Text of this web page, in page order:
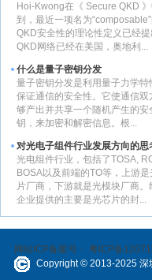
Hoi-Kwong在《 Secure QKD
到，最近一项名为
QKD安全性的理论性定义已经提
QKD网络已经在美国，奥地利...
什么是量子密钥分发
量子密钥分发是利用量子力学特
保证通信的安全性。它使通信双
够产出并共享一个随机产生的安
钥，来加密和解密信息。根...
对光电子组件行业发展方向的思
光电组件行业，包括了TOSA,
BOSA以及前端的TO等，上游是
片厂商，下游就是光模块厂商。
企业提供的主要是光芯片的封...
网站ICP备案号： 粤ICP备
Copyright © 2013-2025 深